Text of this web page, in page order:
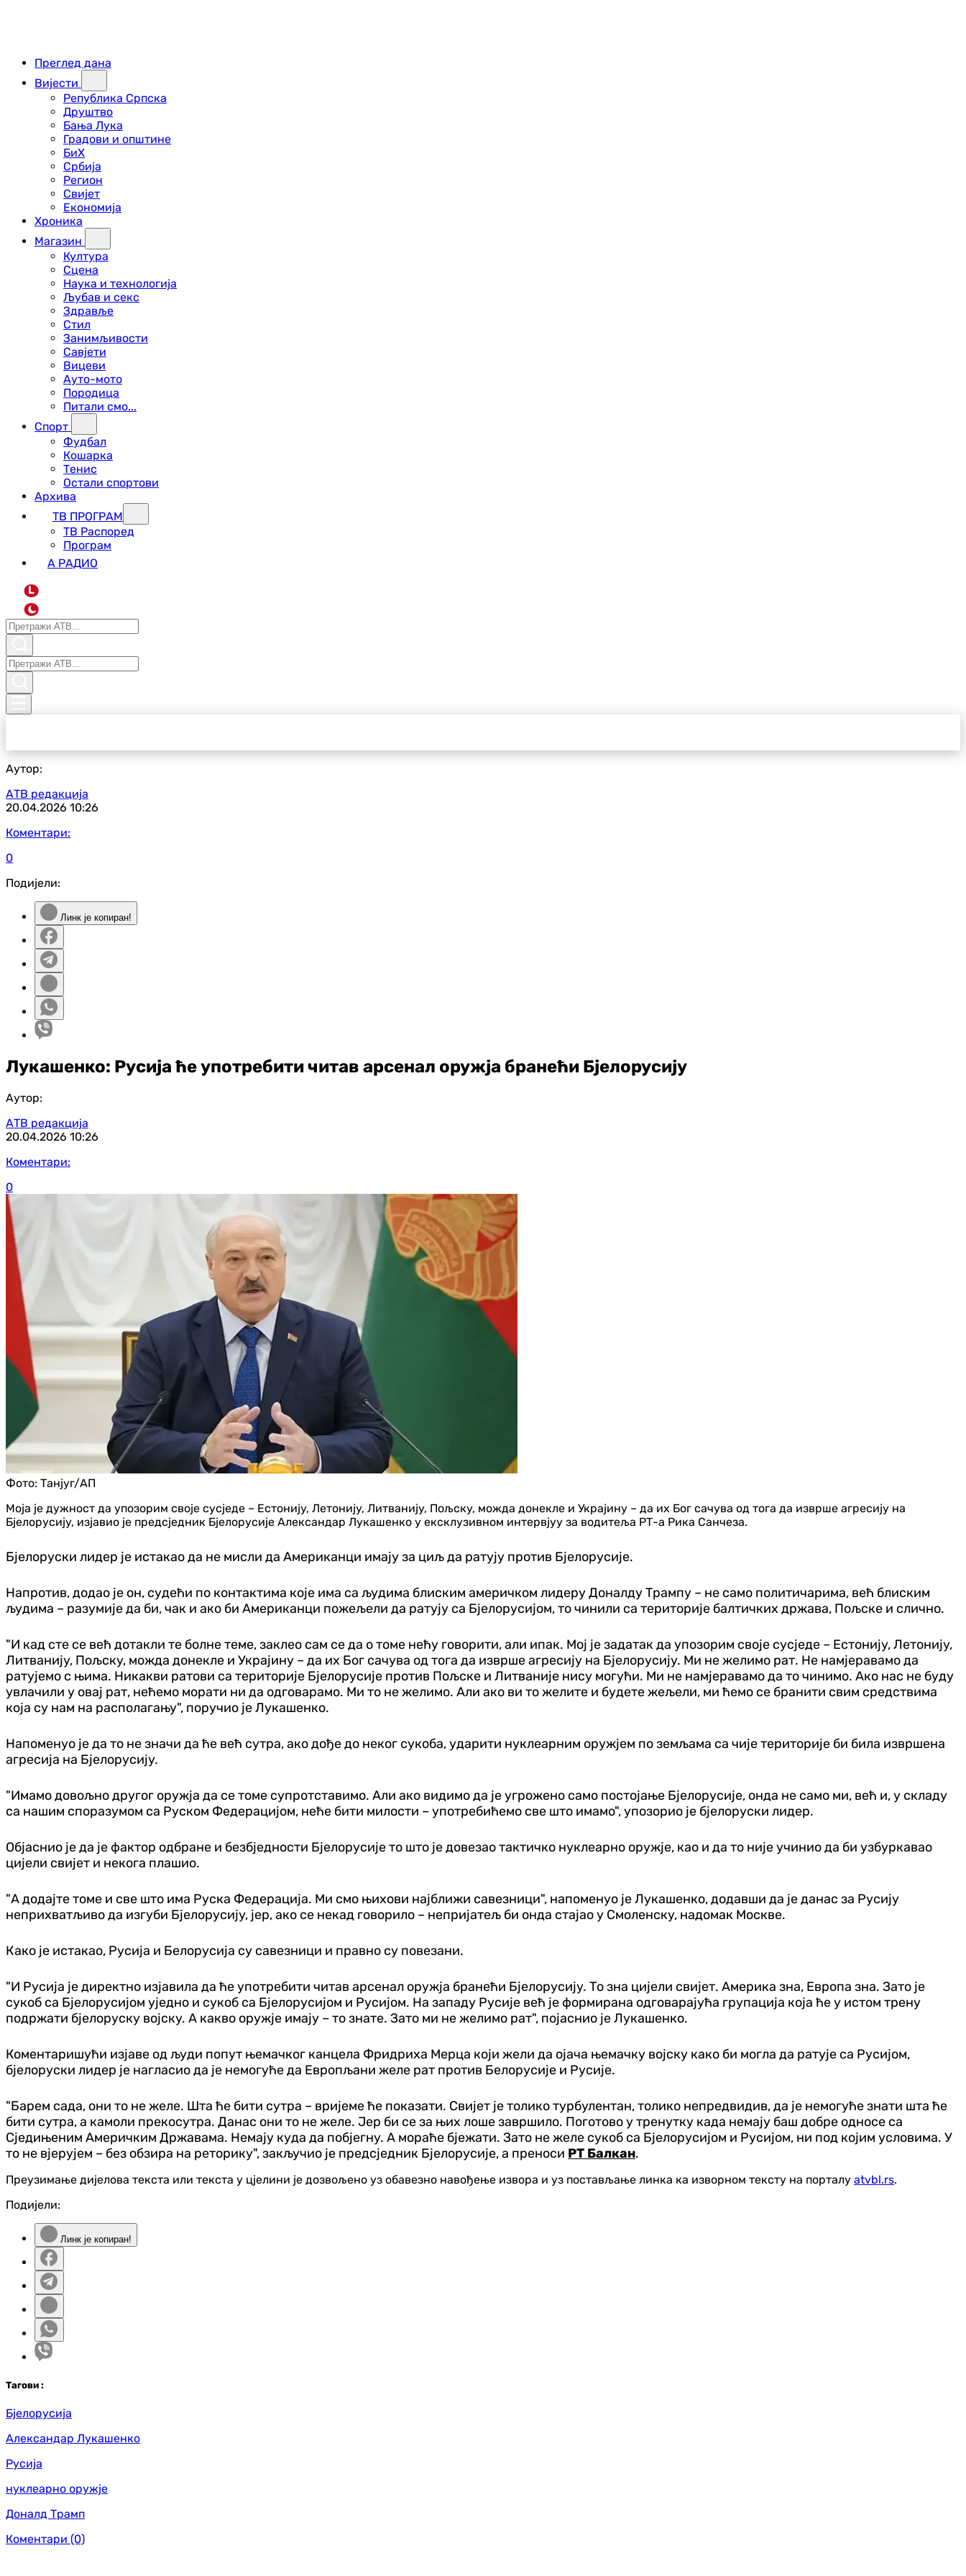
Преглед дана
Вијести
Република Српска
Друштво
Бања Лука
Градови и општине
БиХ
Србија
Регион
Свијет
Економија
Хроника
Магазин
Култура
Сцена
Наука и технологија
Љубав и секс
Здравље
Стил
Занимљивости
Савјети
Вицеви
Ауто-мото
Породица
Питали смо...
Спорт
Фудбал
Кошарка
Тенис
Остали спортови
Архива
ТВ ПРОГРАМ
ТВ Распоред
Програм
А РАДИО
L
Аутор:
АТВ редакција
20.04.2026 10:26
Коментари:
0
Подијели:
Линк је копиран!
Лукашенко: Русија ће употребити читав арсенал оружја бранећи Бјелорусију
Аутор:
АТВ редакција
20.04.2026 10:26
Коментари:
0
Фото: Танјуг/АП
Моја је дужност да упозорим своје сусједе – Естонију, Летонију, Литванију, Пољску, можда донекле и Украјину – да их Бог сачува од тога да изврше агресију на
Бјелорусију, изјавио је предсједник Бјелорусије Александар Лукашенко у ексклузивном интервјуу за водитеља РТ-а Рика Санчеза.
Бјелоруски лидер је истакао да не мисли да Американци имају за циљ да ратују против Бјелорусије.
Напротив, додао је он, судећи по контактима које има са људима блиским америчком лидеру Доналду Трампу – не само политичарима, већ блиским
људима – разумије да би, чак и ако би Американци пожељели да ратују са Бјелорусијом, то чинили са територије балтичких држава, Пољске и слично.
"И кад сте се већ дотакли те болне теме, заклео сам се да о томе нећу говорити, али ипак. Мој је задатак да упозорим своје сусједе – Естонију, Летонију,
Литванију, Пољску, можда донекле и Украјину – да их Бог сачува од тога да изврше агресију на Бјелорусију. Ми не желимо рат. Не намјеравамо да
ратујемо с њима. Никакви ратови са територије Бјелорусије против Пољске и Литваније нису могући. Ми не намјеравамо да то чинимо. Ако нас не буду
увлачили у овај рат, нећемо морати ни да одговарамо. Ми то не желимо. Али ако ви то желите и будете жељели, ми ћемо се бранити свим средствима
која су нам на располагању", поручио је Лукашенко.
Напоменуо је да то не значи да ће већ сутра, ако дође до неког сукоба, ударити нуклеарним оружјем по земљама са чије територије би била извршена
агресија на Бјелорусију.
"Имамо довољно другог оружја да се томе супротставимо. Али ако видимо да је угрожено само постојање Бјелорусије, онда не само ми, већ и, у складу
са нашим споразумом са Руском Федерацијом, неће бити милости – употребићемо све што имамо", упозорио је бјелоруски лидер.
Објаснио је да је фактор одбране и безбједности Бјелорусије то што је довезао тактичко нуклеарно оружје, као и да то није учинио да би узбуркавао
цијели свијет и некога плашио.
"А додајте томе и све што има Руска Федерација. Ми смо њихови најближи савезници", напоменуо је Лукашенко, додавши да је данас за Русију
неприхватљиво да изгуби Бјелорусију, јер, ако се некад говорило – непријатељ би онда стајао у Смоленску, надомак Москве.
Како је истакао, Русија и Белорусија су савезници и правно су повезани.
"И Русија је директно изјавила да ће употребити читав арсенал оружја бранећи Бјелорусију. То зна цијели свијет. Америка зна, Европа зна. Зато је
сукоб са Бјелорусијом уједно и сукоб са Бјелорусијом и Русијом. На западу Русије већ је формирана одговарајућа групација која ће у истом трену
подржати бјелоруску војску. А какво оружје имају – то знате. Зато ми не желимо рат", појаснио је Лукашенко.
Коментаришући изјаве од људи попут њемачког канцела Фридриха Мерца који жели да ојача њемачку војску како би могла да ратује са Русијом,
бјелоруски лидер је нагласио да је немогуће да Европљани желе рат против Белорусије и Русије.
"Барем сада, они то не желе. Шта ће бити сутра – вријеме ће показати. Свијет је толико турбулентан, толико непредвидив, да је немогуће знати шта ће
бити сутра, а камоли прекосутра. Данас они то не желе. Јер би се за њих лоше завршило. Поготово у тренутку када немају баш добре односе са
Сједињеним Америчким Државама. Немају куда да побјегну. А мораће бјежати. Зато не желе сукоб са Бјелорусијом и Русијом, ни под којим условима. У
то не вјерујем – без обзира на реторику", закључио је предсједник Бјелорусије, а преноси РТ Балкан.
Преузимање дијелова текста или текста у цјелини је дозвољено уз обавезно навођење извора и уз постављање линка ка изворном тексту на порталу atvbl.rs.
Подијели:
Линк је копиран!
Тагови :
Бјелорусија
Александар Лукашенко
Русија
нуклеарно оружје
Доналд Трамп
Коментари (0)